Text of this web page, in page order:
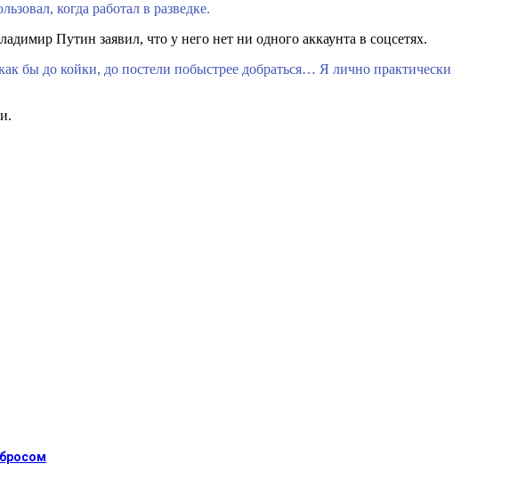
когда работал в разведке.
Путин заявил, что у него нет ни одного аккаунта в соцсетях.
бы до койки, до постели побыстрее добраться… Я лично практически